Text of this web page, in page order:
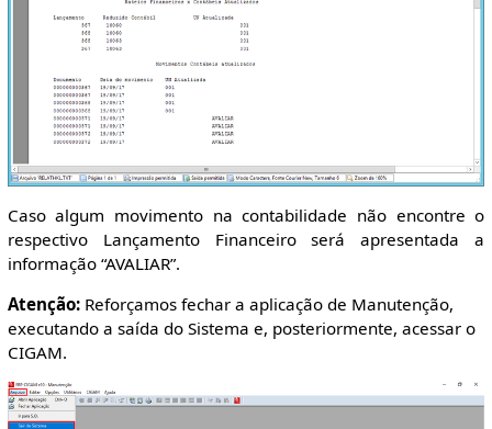
Caso algum movimento na contabilidade não encontre o
respectivo Lançamento Financeiro será apresentada a
informação “AVALIAR”.
Atenção:Reforçamos fechar a aplicação de Manutenção,
executando a saída do Sistema e, posteriormente, acessar o
CIGAM.